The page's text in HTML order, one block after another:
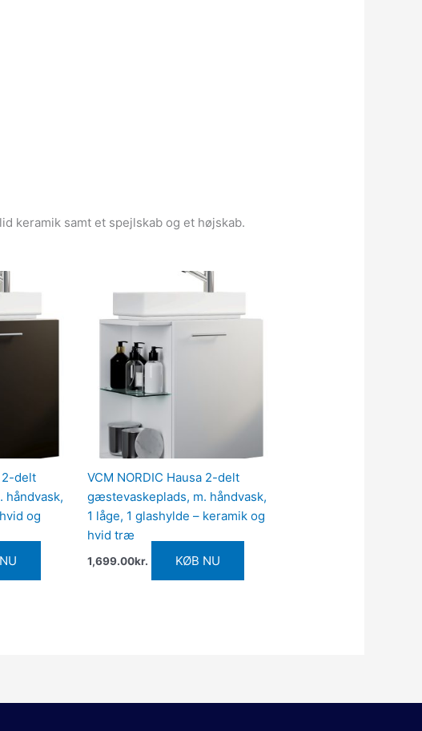
keramik samt et spejlskab og et højskab.
2-delt
håndvask,
og
VCM NORDIC Hausa 2-delt
gæstevaskeplads, m. håndvask,
1 låge, 1 glashylde – keramik og
hvid træ
1,699.00kr. KØB NU